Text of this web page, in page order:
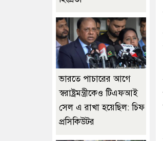
ভারতে পাচারের আগে
স্বরাষ্ট্রমন্ত্রীকেও টিএফআই
সেল এ রাখা হয়েছিল: চিফ
প্রসিকিউটর